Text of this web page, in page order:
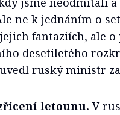
ne k jednáním o
fantaziích, ale
desetiletého
ruský ministr
letounu. V